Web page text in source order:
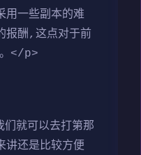
用一些副本的难
报酬,这点对于前
。</p>
就可以去打第那
讲还是比较方便